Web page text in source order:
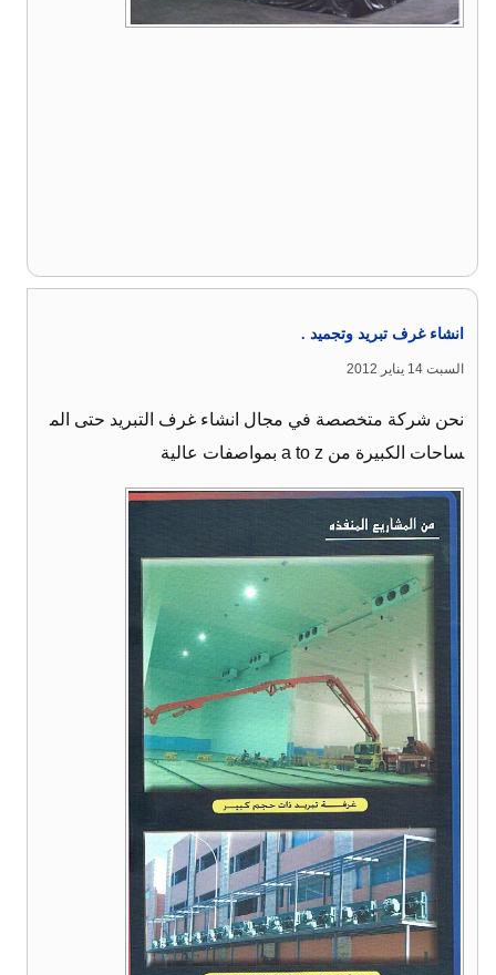
انشاء غرف تبريد وتجميد .
السبت 14 يناير 2012
نحن شركة متخصصة في مجال انشاء غرف التبريد حتى الم
ساحات الكبيرة من a to z بمواصفات عالية